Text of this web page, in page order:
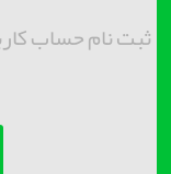
ثبت نام حساب